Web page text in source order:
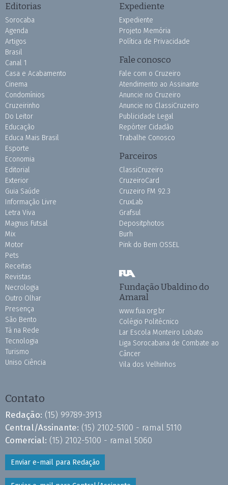
Editorias
Sorocaba
Agenda
Artigos
Brasil
Canal 1
Casa e Acabamento
Cinema
Condomínios
Cruzeirinho
Do Leitor
Educação
Educa Mais Brasil
Esporte
Economia
Editorial
Exterior
Guia Saúde
Informação Livre
Letra Viva
Magnus Futsal
Mix
Motor
Pets
Receitas
Revistas
Necrologia
Outro Olhar
Presença
São Bento
Tá na Rede
Tecnologia
Turismo
Uniso Ciência
Expediente
Expediente
Projeto Memória
Política de Privacidade
Fale conosco
Fale com o Cruzeiro
Atendimento ao Assinante
Anuncie no Cruzeiro
Anuncie no ClassiCruzeiro
Publicidade Legal
Repórter Cidadão
Trabalhe Conosco
Parceiros
ClassiCruzeiro
CruzeiroCard
Cruzeiro FM 92.3
CruxLab
Grafsul
Depositphotos
Burh
Pink do Bem OSSEL
Fundação Ubaldino do
Amaral
www.fua.org.br
Colégio Politécnico
Lar Escola Monteiro Lobato
Liga Sorocabana de Combate ao
Câncer
Vila dos Velhinhos
Contato
Redação: (15) 99789-3913
Central/Assinante: (15) 2102-5100 - ramal 5110
Comercial: (15) 2102-5100 - ramal 5060
Enviar e-mail para Redação